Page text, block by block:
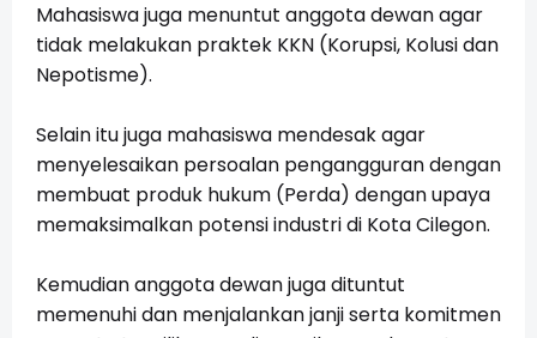
Mahasiswa juga menuntut anggota dewan agar
tidak melakukan praktek KKN (Korupsi, Kolusi dan
Nepotisme).
Selain itu juga mahasiswa mendesak agar
menyelesaikan persoalan pengangguran dengan
membuat produk hukum (Perda) dengan upaya
memaksimalkan potensi industri di Kota Cilegon.
Kemudian anggota dewan juga dituntut
memenuhi dan menjalankan janji serta komitmen